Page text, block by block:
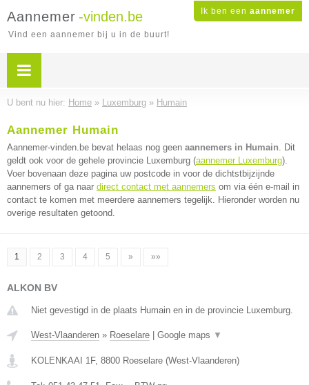
Ik ben een aannemer
Aannemer -vinden.be
Vind een aannemer bij u in de buurt!
U bent nu hier: Home » Luxemburg » Humain
Aannemer Humain
Aannemer-vinden.be bevat helaas nog geen aannemers in Humain. Dit
geldt ook voor de gehele provincie Luxemburg (aannemer Luxemburg).
Voer bovenaan deze pagina uw postcode in voor de dichtstbijzijnde
aannemers of ga naar direct contact met aannemers om via één e-mail in
contact te komen met meerdere aannemers tegelijk. Hieronder worden nu
overige resultaten getoond.
1 2 3 4 5 » »»
ALKON BV
Niet gevestigd in de plaats Humain en in de provincie Luxemburg.
West-Vlaanderen » Roeselare Google maps ▼
KOLENKAAI 1F, 8800 Roeselare (West-Vlaanderen)